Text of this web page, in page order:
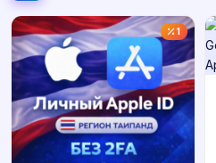
1